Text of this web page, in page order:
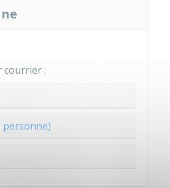
courrier :
personne)